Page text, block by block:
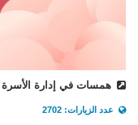
همسات في إدارة الأسرة
عدد الزيارات: 2702